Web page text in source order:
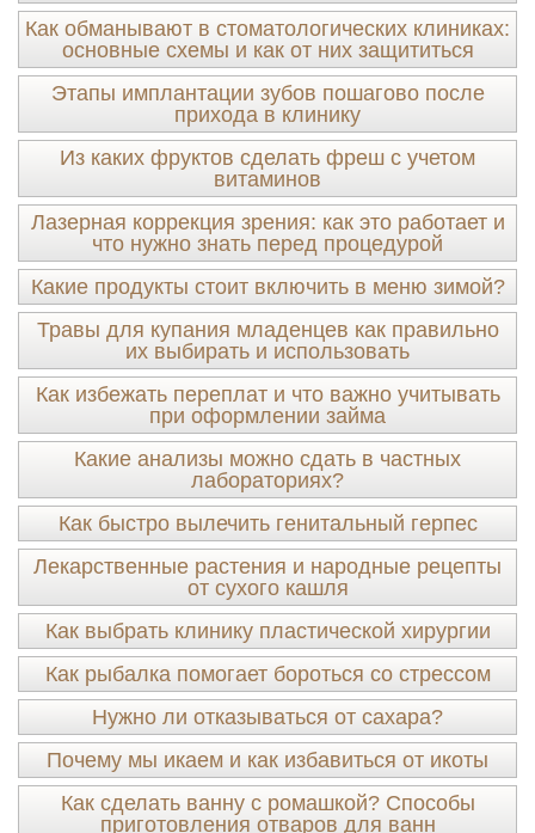
Как обманывают в стоматологических клиниках:
основные схемы и как от них защититься
Этапы имплантации зубов пошагово после
прихода в клинику
Из каких фруктов сделать фреш с учетом
витаминов
Лазерная коррекция зрения: как это работает и
что нужно знать перед процедурой
Какие продукты стоит включить в меню зимой?
Травы для купания младенцев как правильно
их выбирать и использовать
Как избежать переплат и что важно учитывать
при оформлении займа
Какие анализы можно сдать в частных
лабораториях?
Как быстро вылечить генитальный герпес
Лекарственные растения и народные рецепты
от сухого кашля
Как выбрать клинику пластической хирургии
Как рыбалка помогает бороться со стрессом
Нужно ли отказываться от сахара?
Почему мы икаем и как избавиться от икоты
Как сделать ванну с ромашкой? Способы
приготовления отваров для ванн